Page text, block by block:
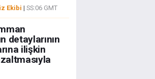
Ekibi | SS:06 GMT
detaylarının
ilişkin